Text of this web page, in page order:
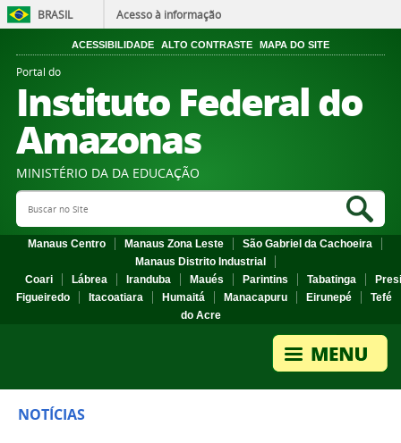
BRASIL Acesso à informação
ACESSIBILIDADE ALTO CONTRASTE MAPA DO SITE
Portal do
Instituto Federal do
Amazonas
MINISTÉRIO DA DA EDUCAÇÃO
Search Site
Manaus Centro Manaus Zona Leste
São Gabriel da Cachoeira
Manaus Distrito Industrial
Coari
Lábrea Iranduba Maués Parintins Tabatinga
Figueiredo
Itacoatiara Humaitá Manacapuru Eirunepé
Tefé
do Acre
NOTÍCIAS